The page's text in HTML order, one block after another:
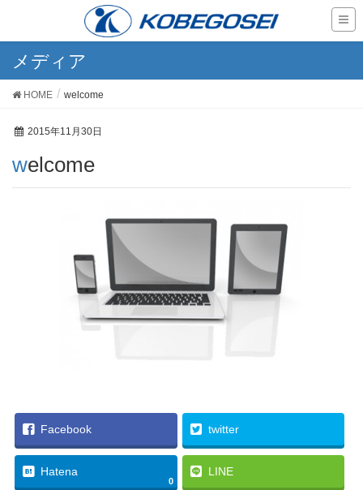
メディア
HOME welcome
2015年11月30日
welcome
Facebook twitter
Hatena
0
LINE